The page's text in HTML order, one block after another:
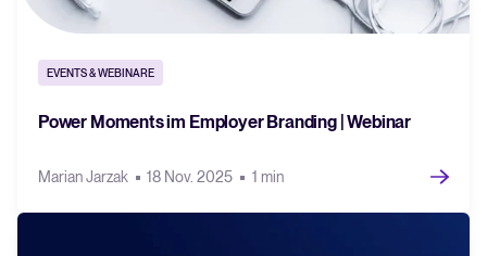
EVENTS & WEBINARE
Power Moments im Employer Branding | Webinar
Marian Jarzak 18 Nov. 2025 1 min